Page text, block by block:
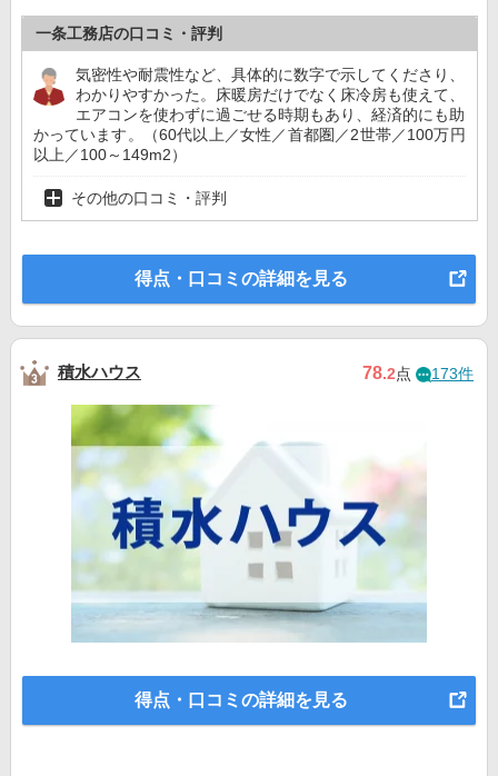
一条工務店の口コミ・評判
気密性や耐震性など、具体的に数字で示してくださり、
わかりやすかった。床暖房だけでなく床冷房も使えて、
エアコンを使わずに過ごせる時期もあり、経済的にも助
かっています。（60代以上／女性／首都圏／2世帯／100万円
以上／100～149m2）
その他の口コミ・評判
得点・口コミの詳細を見る
積水ハウス 78.2点 173件
得点・口コミの詳細を見る